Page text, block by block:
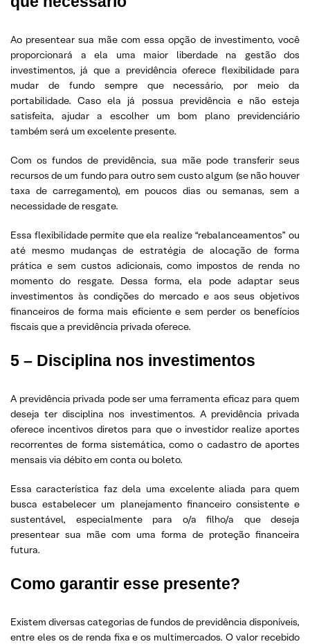
Ao presentear sua mãe com essa opção de investimento, você
proporcionará a ela uma maior liberdade na gestão dos
investimentos, já que a previdência oferece flexibilidade para
mudar de fundo sempre que necessário, por meio da
portabilidade. Caso ela já possua previdência e não esteja
satisfeita, ajudar a escolher um bom plano previdenciário
também será um excelente presente.
Com os fundos de previdência, sua mãe pode transferir seus
recursos de um fundo para outro sem custo algum (se não houver
taxa de carregamento), em poucos dias ou semanas, sem a
necessidade de resgate.
Essa flexibilidade permite que ela realize “rebalanceamentos” ou
até mesmo mudanças de estratégia de alocação de forma
prática e sem custos adicionais, como impostos de renda no
momento do resgate. Dessa forma, ela pode adaptar seus
investimentos às condições do mercado e aos seus objetivos
financeiros de forma mais eficiente e sem perder os benefícios
fiscais que a previdência privada oferece.
5 – Disciplina nos investimentos
A previdência privada pode ser uma ferramenta eficaz para quem
deseja ter disciplina nos investimentos. A previdência privada
oferece incentivos diretos para que o investidor realize aportes
recorrentes de forma sistemática, como o cadastro de aportes
mensais via débito em conta ou boleto.
Essa característica faz dela uma excelente aliada para quem
busca estabelecer um planejamento financeiro consistente e
sustentável, especialmente para o/a filho/a que deseja
presentear sua mãe com uma forma de proteção financeira
futura.
Como garantir esse presente?
Existem diversas categorias de fundos de previdência disponíveis,
entre eles os de renda fixa e os multimercados. O valor recebido